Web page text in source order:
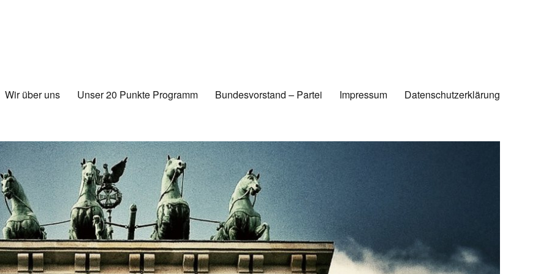
Wir über uns Unser 20 Punkte Programm Bundesvorstand – Partei Impressum Datenschutzerklärung